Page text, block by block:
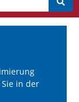
in der